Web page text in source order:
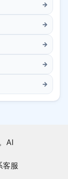
→
→
→
→
→
AI
客服